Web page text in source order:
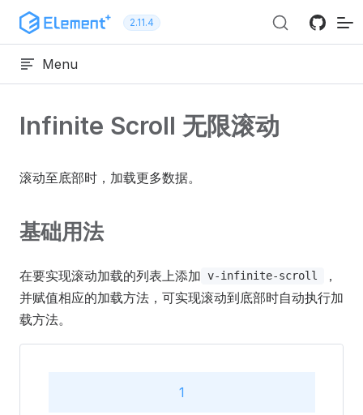
跳转到内容 2.11.4
Menu
Infinite Scroll 无限滚动
滚动至底部时，加载更多数据。
基础用法
在要实现滚动加载的列表上添加 v-infinite-scroll
，
并赋值相应的加载方法，可实现滚动到底部时自动执行加
载方法。
1